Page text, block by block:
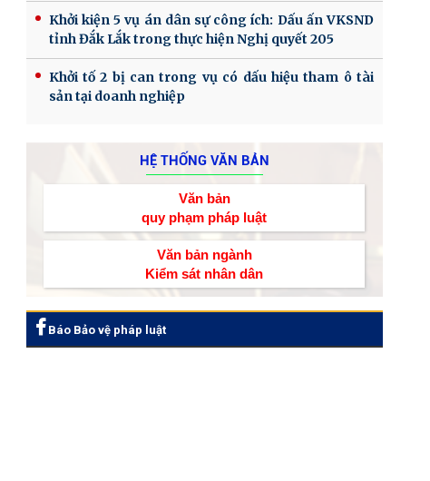
Khởi kiện 5 vụ án dân sự công ích: Dấu ấn VKSND
tỉnh Đắk Lắk trong thực hiện Nghị quyết 205
Khởi tố 2 bị can trong vụ có dấu hiệu tham ô tài
sản tại doanh nghiệp
HỆ THỐNG VĂN BẢN
Văn bản
quy phạm pháp luật
Văn bản ngành
Kiểm sát nhân dân
Báo Bảo vệ pháp luật